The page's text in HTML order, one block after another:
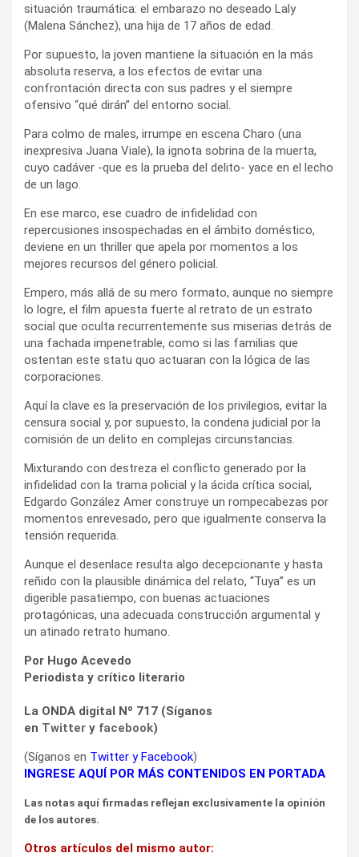
situación traumática: el embarazo no deseado Laly
(Malena Sánchez), una hija de 17 años de edad.
Por supuesto, la joven mantiene la situación en la más
absoluta reserva, a los efectos de evitar una
confrontación directa con sus padres y el siempre
ofensivo “qué dirán” del entorno social.
Para colmo de males, irrumpe en escena Charo (una
inexpresiva Juana Viale), la ignota sobrina de la muerta,
cuyo cadáver -que es la prueba del delito- yace en el lecho
de un lago.
En ese marco, ese cuadro de infidelidad con
repercusiones insospechadas en el ámbito doméstico,
deviene en un thriller que apela por momentos a los
mejores recursos del género policial.
Empero, más allá de su mero formato, aunque no siempre
lo logre, el film apuesta fuerte al retrato de un estrato
social que oculta recurrentemente sus miserias detrás de
una fachada impenetrable, como si las familias que
ostentan este statu quo actuaran con la lógica de las
corporaciones.
Aquí la clave es la preservación de los privilegios, evitar la
censura social y, por supuesto, la condena judicial por la
comisión de un delito en complejas circunstancias.
Mixturando con destreza el conflicto generado por la
infidelidad con la trama policial y la ácida crítica social,
Edgardo González Amer construye un rompecabezas por
momentos enrevesado, pero que igualmente conserva la
tensión requerida.
Aunque el desenlace resulta algo decepcionante y hasta
reñido con la plausible dinámica del relato, “Tuya” es un
digerible pasatiempo, con buenas actuaciones
protagónicas, una adecuada construcción argumental y
un atinado retrato humano.
Por Hugo Acevedo
Periodista y crítico literario
La ONDA digital Nº 717 (Síganos
en Twitter y facebook)
(Síganos en Twitter yFacebook)
INGRESE AQUÍ POR MÁS CONTENIDOS EN PORTADA
Las notas aquí firmadas reflejan exclusivamente la opinión
de los autores.
Otros artículos del mismo autor: